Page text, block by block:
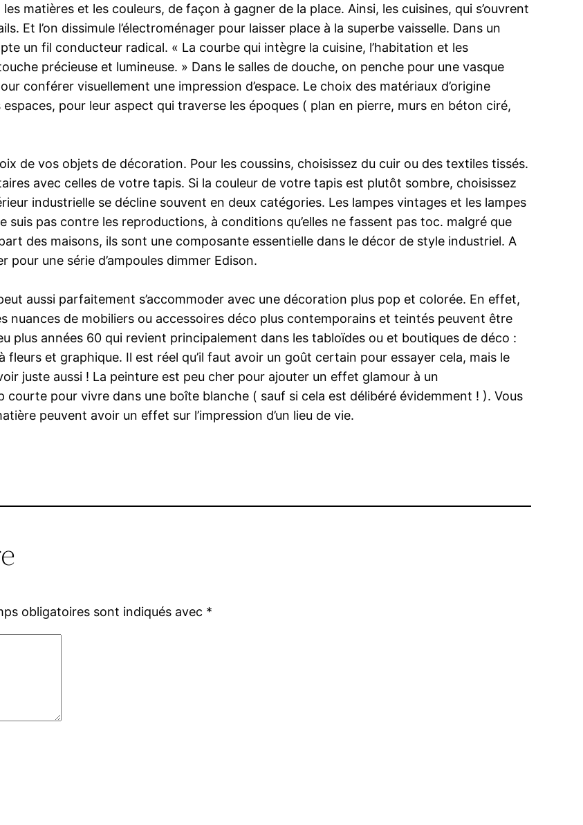
matières et les couleurs, de façon à gagner de la place. Ainsi, les cuisines, qui s’ouvrent
Et l’on dissimule l’électroménager pour laisser place à la superbe vaisselle. Dans un
un fil conducteur radical. « La courbe qui intègre la cuisine, l’habitation et les
précieuse et lumineuse. » Dans le salles de douche, on penche pour une vasque
conférer visuellement une impression d’espace. Le choix des matériaux d’origine
pour leur aspect qui traverse les époques ( plan en pierre, murs en béton ciré,
de vos objets de décoration. Pour les coussins, choisissez du cuir ou des textiles tissés.
avec celles de votre tapis. Si la couleur de votre tapis est plutôt sombre, choisissez
industrielle se décline souvent en deux catégories. Les lampes vintages et les lampes
suis pas contre les reproductions, à conditions qu’elles ne fassent pas toc. malgré que
des maisons, ils sont une composante essentielle dans le décor de style industriel. A
une série d’ampoules dimmer Edison.
aussi parfaitement s’accommoder avec une décoration plus pop et colorée. En effet,
nuances de mobiliers ou accessoires déco plus contemporains et teintés peuvent être
plus années 60 qui revient principalement dans les tabloïdes ou et boutiques de déco :
et graphique. Il est réel qu’il faut avoir un goût certain pour essayer cela, mais le
juste aussi ! La peinture est peu cher pour ajouter un effet glamour à un
pour vivre dans une boîte blanche ( sauf si cela est délibéré évidemment ! ). Vous
peuvent avoir un effet sur l’impression d’un lieu de vie.
obligatoires sont indiqués avec *